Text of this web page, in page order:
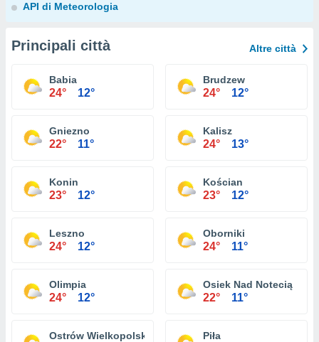
API di Meteorologia
Principali città Altre città
Babia
24° 12°
Brudzew
24° 12°
Gniezno
22° 11°
Kalisz
24° 13°
Konin
23° 12°
Kościan
23° 12°
Leszno
24° 12°
Oborniki
24° 11°
Olimpia
24° 12°
Osiek Nad Notecią
22° 11°
Ostrów Wielkopolski Piła